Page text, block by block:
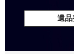
遺品